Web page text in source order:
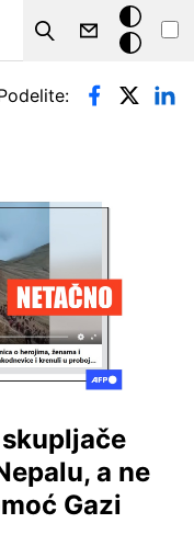
Search
Tamna
pozadina
a ne
Gazi